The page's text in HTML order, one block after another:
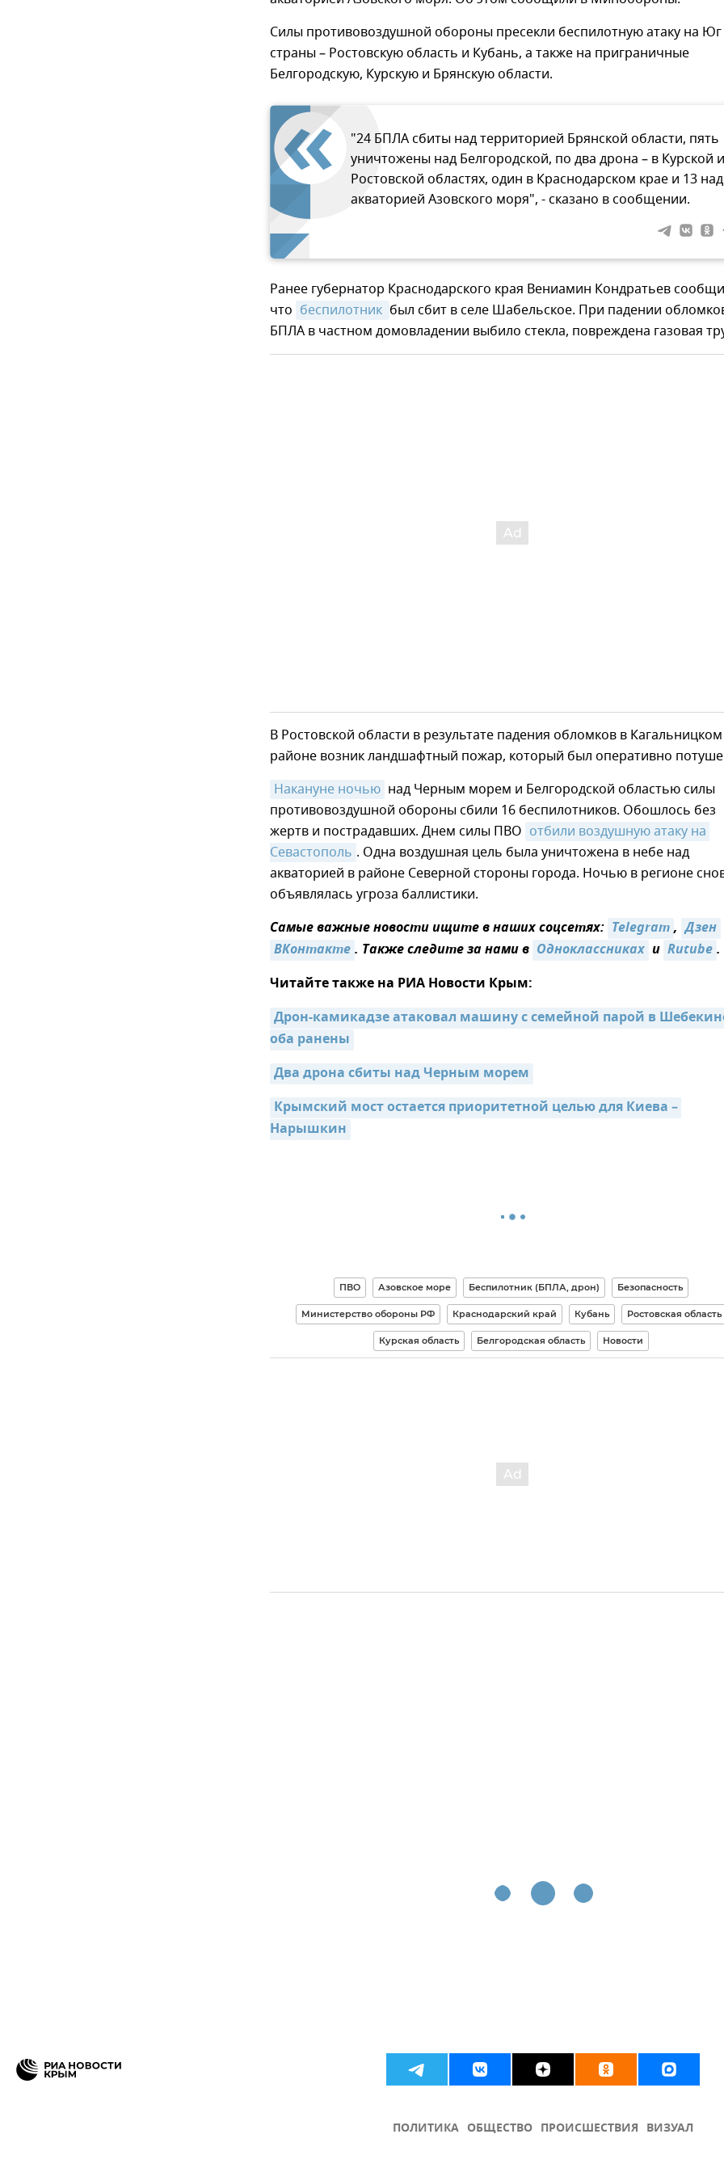
Силы противовоздушной обороны пресекли беспилотную атаку на Юг
страны – Ростовскую область и Кубань, а также на приграничные
Белгородскую, Курскую и Брянскую области.
"24 БПЛА сбиты над территорией Брянской области, пять
уничтожены над Белгородской, по два дрона – в Курской и
Ростовской областях, один в Краснодарском крае и 13 над
акваторией Азовского моря", - сказано в сообщении.
Ранее губернатор Краснодарского края Вениамин Кондратьев
что беспилотник был сбит в селе Шабельское. При падении
БПЛА в частном домовладении выбило стекла, повреждена газовая
В Ростовской области в результате падения обломков в Кагальницком
районе возник ландшафтный пожар, который был оперативно
Накануне ночью над Черным морем и Белгородской областью силы
противовоздушной обороны сбили 16 беспилотников. Обошлось без
жертв и пострадавших. Днем силы ПВО отбили воздушную атаку на
Севастополь . Одна воздушная цель была уничтожена в небе над
акваторией в районе Северной стороны города. Ночью в регионе
объявлялась угроза баллистики.
Самые важные новости ищите в наших соцсетях: Telegram, Дзен
ВКонтакте. Также следите за нами в Одноклассниках и Rutube.
Читайте также на РИА Новости Крым:
Дрон-камикадзе атаковал машину с семейной парой в
оба ранены
Два дрона сбиты над Черным морем
Крымский мост остается приоритетной целью для Киева –
Нарышкин
ПВО Азовское море Беспилотник (БПЛА, дрон) Безопасность
Министерство обороны РФ Краснодарский край Кубань Ростовская область
Курская область Белгородская область Новости
ПОЛИТИКА ОБЩЕСТВО ПРОИСШЕСТВИЯ ВИЗУАЛ